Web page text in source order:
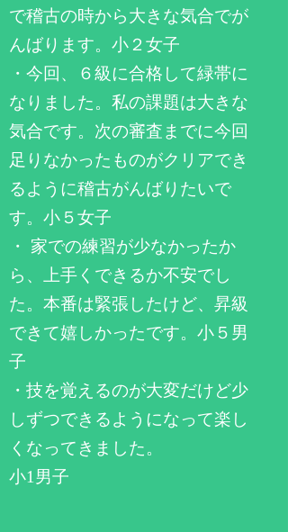
で稽古の時から大きな気合でが
んばります。小２女子
・今回、６級に合格して緑帯に
なりました。私の課題は大きな
気合です。次の審査までに今回
足りなかったものがクリアでき
るように稽古がんばりたいで
す。小５女子
・ 家での練習が少なかったか
ら、上手くできるか不安でし
た。本番は緊張したけど、昇級
できて嬉しかったです。小５男
子
・技を覚えるのが大変だけど少
しずつできるようになって楽し
くなってきました。
小1男子